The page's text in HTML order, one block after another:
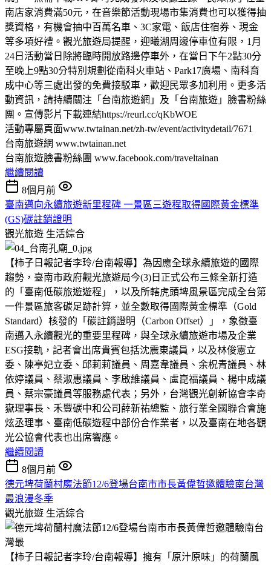
南店家消費滿50元，在音樂節活動現場市集消費也可以獲得抽
獎資格，有機會抽中百萬名車、3C家電、飯店住宿券、現金
等多項好禮。觀光旅遊局提醒，迎曦湖周邊停車位有限，1月
24日活動當日除將臨時開放路邊停車外，在當日下午2點30分
至晚上9點30分特別規劃從南科火車站、Park17廣場、南科育
成中心等三處出發的免費接駁車，歡迎民眾多加利用。更多活
動資訊，請持續關注「台南旅遊網」及「台南旅遊」臉書粉絲
團。宣傳影片下載連結https://reurl.cc/qKbWOE
活動專屬頁面www.twtainan.net/zh-tw/event/activitydetail/7671
台南旅遊網 www.twtainan.net
台南旅遊臉書粉絲團 www.facebook.com/traveltainan
繼續閱讀
8個月前
臺南邁向永續旅遊新里程碑 一景區三遊程取得國際黃金標準
(GS)碳註銷證明
觀光旅遊 生活綜合
【柿子日報記者李玲/台南報導】為因應全球永續旅遊的國際
趨勢，臺南市政府觀光旅遊局今(3)日正式公布三條全新打造
的「臺南低碳旅遊遊程」，以及所轄虎頭埤風景區完成全台第
一件景區旅客碳足跡計算，並全數取得國際黃金標準（Gold
Standard）核發的「碳註銷證明（Carbon Offset）」，象徵臺
南邁入永續觀光的重要里程碑，與全球永續旅遊市場及企業
ESG接軌，記者會出席貴賓包括沈震東議員，以及林俊憲立
委、陳亭妃立委、邱莉莉議員、周嘉韋議員、余柷青議員、林
依婷議員、蔡淑惠議員、李啟維議員、盧崑福議員、楊中成議
員、蔡宗豪議員等服務處代表；另外，台灣觀光創新協會李奇
嶽理事長、禾豐碳中和公司薛新祐總監、旅行業全國聯合會施
炫丞理事、臺南低碳遊程中部份合作業者，以及臺南在地各觀
光公協會代表也出席響應。
繼續閱讀
8個月前
德元埤荷蘭村魔法節12/6登場台南市市長黃偉哲邀體驗南台灣
最浪漫冬季
觀光旅遊 生活綜合
【柿子日報記者李玲/台南報導】擁有「原汁原味」的荷蘭風